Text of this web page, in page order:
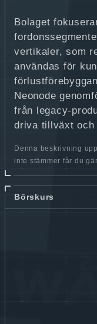
Bolaget
vertikaler, som
användas för
Neonode
från
driva tillväxt och
Denna beskrivning
inte stämmer får du
Börskurs